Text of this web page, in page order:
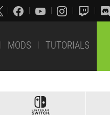
MODS TUTORIALS